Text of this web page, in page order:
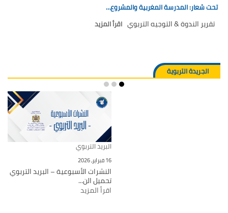
تحت شعار: المدرسة المغربية والمشروع…
تقرير الندوة & التوجيه التربوي اقرأ المزيد
الجريدة التربوية
البريد التربوي
16 فبراير، 2026
النشرات الأسبوعية – البريد التربوي
تحميل الن...
اقرأ المزيد